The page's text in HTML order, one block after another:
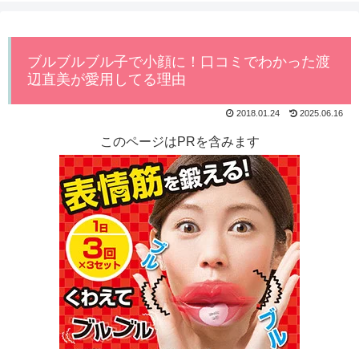
ブルブルブル子で小顔に！口コミでわかった渡
辺直美が愛用してる理由
2018.01.24 2025.06.16
このページはPRを含みます